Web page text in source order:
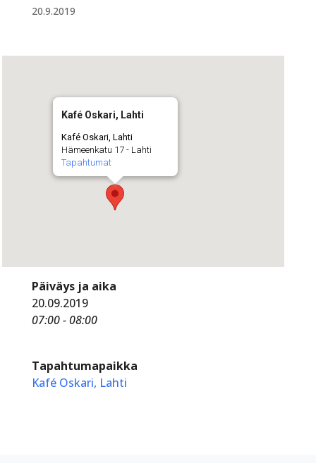
20.9.2019
Kafé Oskari, Lahti
Kafé Oskari, Lahti
Hämeenkatu 17 - Lahti
Tapahtumat
Päiväys ja aika
20.09.2019
07:00 - 08:00
Tapahtumapaikka
Kafé Oskari, Lahti